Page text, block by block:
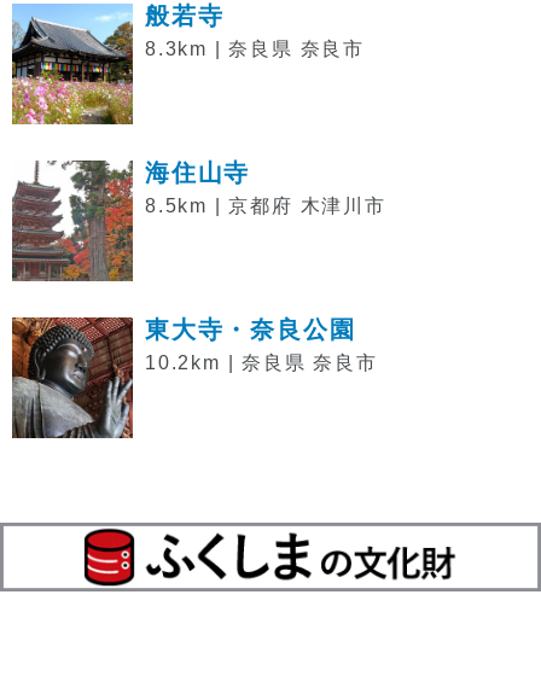
般若寺
8.3km | 奈良県 奈良市
海住山寺
8.5km | 京都府 木津川市
東大寺・奈良公園
10.2km | 奈良県 奈良市